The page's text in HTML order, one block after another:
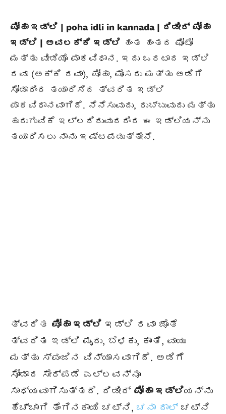
ಪೋಹಾ ಇಡ್ಲಿ | poha idli in kannada | ದಿಡೀರ್ ಪೋಹಾ
ಇಡ್ಲಿ | ಅವಲಕ್ಕಿ ಇಡ್ಲಿ ಹಂತ ಹಂತದ ಫೋಟೋ
ಮತ್ತು ವೀಡಿಯೊ ಪಾಕವಿಧಾನ. ಇದು ಒರಟಾದ ಇಡ್ಲಿ
ರವಾ (ಅಕ್ಕಿ ರವಾ), ಪೋಹಾ, ಮೊಸರು ಮತ್ತು ಅಡಿಗೆ
ಸೋಡಾದಿಂದ ತಯಾರಿಸಿದ ತ್ವರಿತ ಇಡ್ಲಿ
ಪಾಕವಿಧಾನವಾಗಿದೆ. ನೆನೆಸುವುದು, ರುಬ್ಬುವುದು ಮತ್ತು
ಹುದುಗುವಿಕೆ ಇಲ್ಲದಿರುವುದರಿಂದ ಈ ಇಡ್ಲಿಯನ್ನು
ತಯಾರಿಸಲು ನಾನು ಇಷ್ಟಪಡುತ್ತೇನೆ.
ತ್ವರಿತ ಪೋಹಾ ಇಡ್ಲಿ ಇಡ್ಲಿ ರವಾ ಜೊತೆ
ತ್ವರಿತ ಇಡ್ಲಿ ಮೃದು, ಬೆಳಕು, ಕಾಂತಿ, ವಾಯು
ಮತ್ತು ಸ್ಪಂಜಿನ ವಿನ್ಯಾಸವಾಗಿದೆ. ಅಡಿಗೆ
ಸೋಡಾದ ಸೇರ್ಪಡೆ ಎಲ್ಲವನ್ನೂ
ಸಾಧ್ಯವಾಗಿಸುತ್ತದೆ. ದಿಡೀರ್ ಪೋಹಾ ಇಡ್ಲಿಯನ್ನು
ಹೆಚ್ಚಾಗಿ ತೆಂಗಿನಕಾಯಿ ಚಟ್ನಿ, ಚನಾ ದಾಲ್ ಚಟ್ನಿ